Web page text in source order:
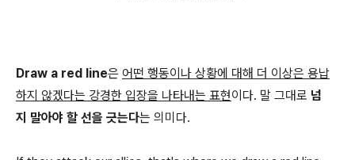
Draw a red line은 어떤 행동이나 상황에 대해 더 이상은 용납
하지 않겠다는 강경한 입장을 나타내는 표현이다. 말 그대로 넘
지 말아야 할 선을 긋는다는 의미다.